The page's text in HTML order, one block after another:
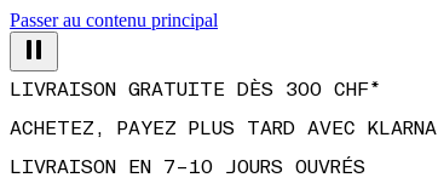
Passer au contenu principal
LIVRAISON GRATUITE DÈS 300 CHF*
ACHETEZ, PAYEZ PLUS TARD AVEC KLARNA
LIVRAISON EN 7–10 JOURS OUVRÉS